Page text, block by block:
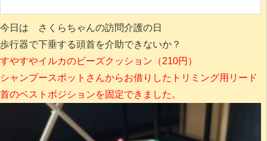
今日は さくらちゃんの訪問介護の日
歩行器で下垂する頭首を介助できないか？
すやすやイルカのビーズクッション（210円）
シャンプースポットさんからお借りしたトリミング用リード
首のベストボジションを固定できました。